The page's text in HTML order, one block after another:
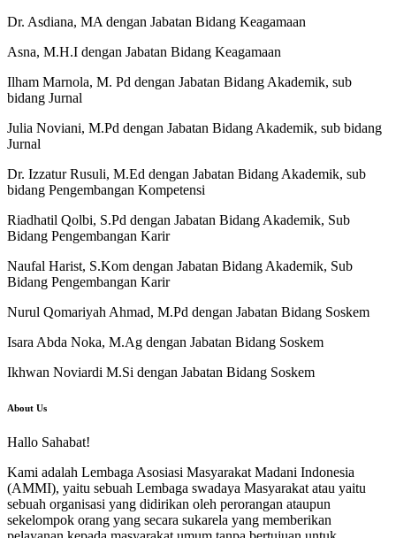
Dr. Asdiana, MA dengan Jabatan Bidang Keagamaan
Asna, M.H.I dengan Jabatan Bidang Keagamaan
Ilham Marnola, M. Pd dengan Jabatan Bidang Akademik, sub
bidang Jurnal
Julia Noviani, M.Pd dengan Jabatan Bidang Akademik, sub bidang
Jurnal
Dr. Izzatur Rusuli, M.Ed dengan Jabatan Bidang Akademik, sub
bidang Pengembangan Kompetensi
Riadhatil Qolbi, S.Pd dengan Jabatan Bidang Akademik, Sub
Bidang Pengembangan Karir
Naufal Harist, S.Kom dengan Jabatan Bidang Akademik, Sub
Bidang Pengembangan Karir
Nurul Qomariyah Ahmad, M.Pd dengan Jabatan Bidang Soskem
Isara Abda Noka, M.Ag dengan Jabatan Bidang Soskem
Ikhwan Noviardi M.Si dengan Jabatan Bidang Soskem
About Us
Hallo Sahabat!
Kami adalah Lembaga Asosiasi Masyarakat Madani Indonesia
(AMMI), yaitu sebuah Lembaga swadaya Masyarakat atau yaitu
sebuah organisasi yang didirikan oleh perorangan ataupun
sekelompok orang yang secara sukarela yang memberikan